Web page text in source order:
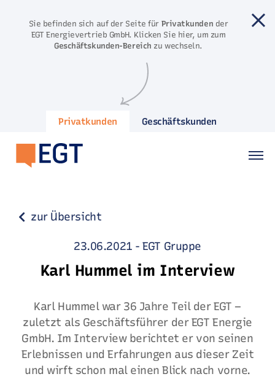
Sie befinden sich auf der Seite für Privatkunden der
EGT Energievertrieb GmbH. Klicken Sie hier, um zum
Geschäftskunden-Bereich zu wechseln.
Privatkunden Geschäftskunden
zur Übersicht
23.06.2021 -EGT Gruppe
Karl Hummel im Interview
Karl Hummel war 36 Jahre Teil der EGT –
zuletzt als Geschäftsführer der EGT Energie
GmbH. Im Interview berichtet er von seinen
Erlebnissen und Erfahrungen aus dieser Zeit
und wirft schon mal einen Blick nach vorne.